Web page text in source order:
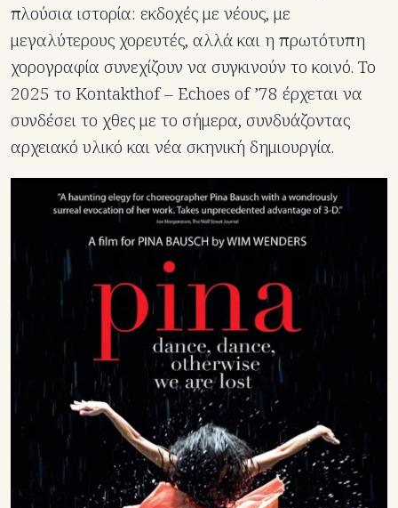
πλούσια ιστορία: εκδοχές με νέους, με
μεγαλύτερους χορευτές, αλλά και η πρωτότυπη
χορογραφία συνεχίζουν να συγκινούν το κοινό. Το
2025 το Kontakthof – Echoes of ’78 έρχεται να
συνδέσει το χθες με το σήμερα, συνδυάζοντας
αρχειακό υλικό και νέα σκηνική δημιουργία.